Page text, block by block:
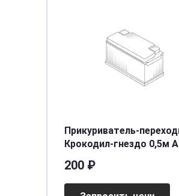
Прикуриватель-
Крокодил-гнездо 0,5м
200 ₽